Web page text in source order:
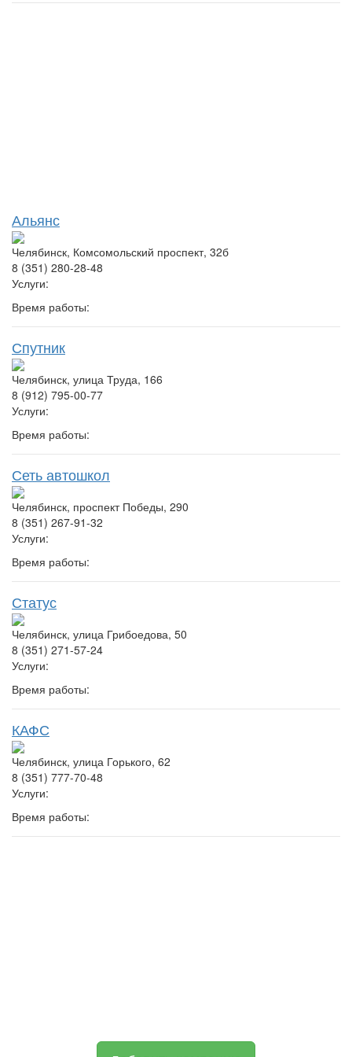
Альянс
Челябинск, Комсомольский проспект, 32б
8 (351) 280-28-48
Услуги:
Время работы:
Спутник
Челябинск, улица Труда, 166
8 (912) 795-00-77
Услуги:
Время работы:
Сеть автошкол
Челябинск, проспект Победы, 290
8 (351) 267-91-32
Услуги:
Время работы:
Статус
Челябинск, улица Грибоедова, 50
8 (351) 271-57-24
Услуги:
Время работы:
КАФС
Челябинск, улица Горького, 62
8 (351) 777-70-48
Услуги:
Время работы: